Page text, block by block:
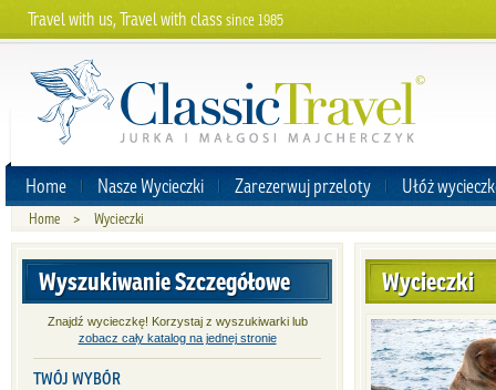
Travel with us, Travel with classsince 1985
Home Nasze Wycieczki Zarezerwuj przeloty Ułóż
Home > Wycieczki
Wycieczki
Wyszukiwanie Szczegółowe
Znajdź wycieczkę! Korzystaj z wyszukiwarki lub
zobacz cały katalog na jednej stronie
TWÓJ WYBÓR